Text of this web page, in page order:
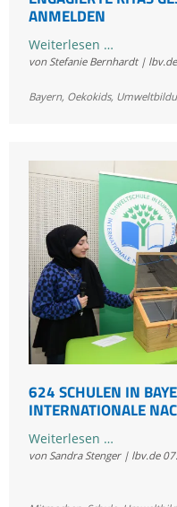
ANMELDEN
Weiterlesen …Engagierte
Kitas
„ÖkoKids“
anmelden
von Stefanie Bernhardt | lbv.de
Bayern, Oekokids,
624 SCHULEN IN
INTERNATIONALE
Weiterlesen …624
Schulen
Bayern
von Sandra Stenger | lbv.de